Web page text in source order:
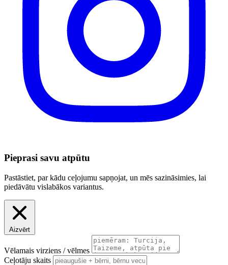
Pieprasi savu atpūtu
Pastāstiet, par kādu ceļojumu sapņojat, un mēs sazināsimies, lai
piedāvātu vislabākos variantus.
Aizvērt
Vēlamais virziens / vēlmes
Ceļotāju skaits